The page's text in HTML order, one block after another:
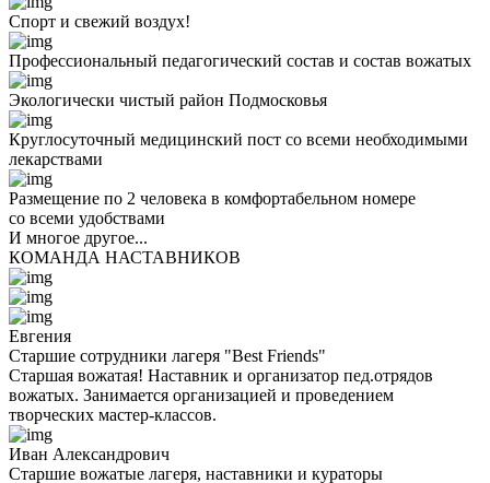
Спорт и свежий воздух!
Профессиональный педагогический состав и состав вожатых
Экологически чистый район Подмосковья
Круглосуточный медицинский пост со всеми необходимыми
лекарствами
Размещение по 2 человека в комфортабельном номере
со всеми удобствами
И многое другое...
КОМАНДА НАСТАВНИКОВ
Евгения
Старшие сотрудники лагеря "Best Friends"
Старшая вожатая! Наставник и организатор пед.отрядов
вожатых. Занимается организацией и проведением
творческих мастер-классов.
Иван Александрович
Старшие вожатые лагеря, наставники и кураторы